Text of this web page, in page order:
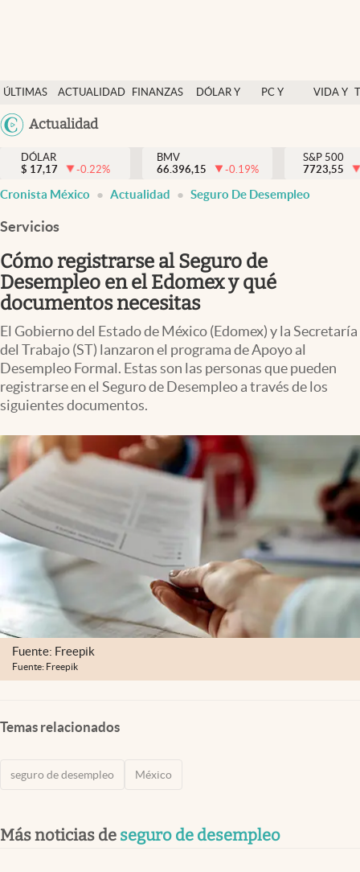
ÚLTIMAS
NOTICIAS
ACTUALIDAD
FINANZAS
DÓLAR Y
PC Y
VIDA Y
México
Actualidad
Actualidad
Finanzas y economía
Dólar y mercados
Pc y celular
Vida y estilo
Tv
Clima
Espiritualidad
abre en nueva pestaña
DÓLAR
$ 17,17 -0.22%
BMV
66.396,15
-0.19%
S&P 500
7723,55
Cronista México Actualidad Seguro De Desempleo
Servicios
Cómo registrarse al Seguro de
Desempleo en el Edomex y qué
documentos necesitas
El Gobierno del Estado de México (Edomex) y la Secretaría
del Trabajo (ST) lanzaron el programa de Apoyo al
Desempleo Formal. Estas son las personas que pueden
registrarse en el Seguro de Desempleo a través de los
siguientes documentos.
Fuente: Freepik
Fuente: Freepik
Temas relacionados
seguro de desempleo México
Más noticias de seguro de desempleo